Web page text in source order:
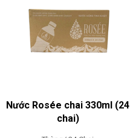
Nước Rosée chai 330ml (24
chai)